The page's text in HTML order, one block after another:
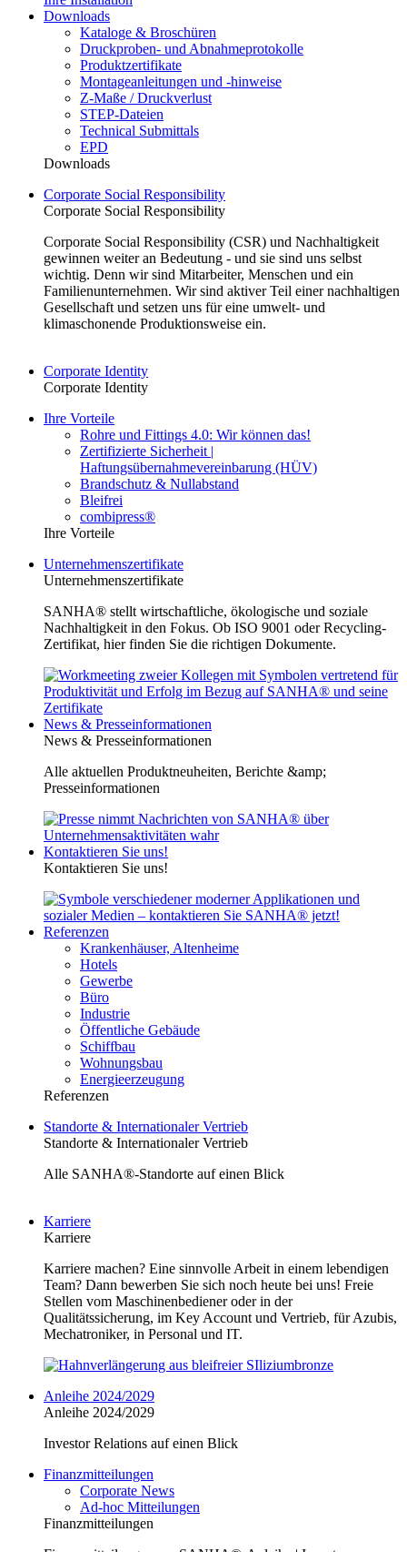
Downloads
Kataloge & Broschüren
Druckproben- und Abnahmeprotokolle
Produktzertifikate
Montageanleitungen und -hinweise
Z-Maße / Druckverlust
STEP-Dateien
Technical Submittals
EPD
Downloads
Corporate Social Responsibility
Corporate Social Responsibility
Corporate Social Responsibility (CSR) und Nachhaltigkeit
gewinnen weiter an Bedeutung - und sie sind uns selbst
wichtig. Denn wir sind Mitarbeiter, Menschen und ein
Familienunternehmen. Wir sind aktiver Teil einer nachhaltigen
Gesellschaft und setzen uns für eine umwelt- und
klimaschonende Produktionsweise ein.
Corporate Identity
Corporate Identity
Ihre Vorteile
Rohre und Fittings 4.0: Wir können das!
Zertifizierte Sicherheit |
Haftungsübernahmevereinbarung (HÜV)
Brandschutz & Nullabstand
Bleifrei
combipress®
Ihre Vorteile
Unternehmenszertifikate
Unternehmenszertifikate
SANHA® stellt wirtschaftliche, ökologische und soziale
Nachhaltigkeit in den Fokus. Ob ISO 9001 oder Recycling-
Zertifikat, hier finden Sie die richtigen Dokumente.
News & Presseinformationen
News & Presseinformationen
Alle aktuellen Produktneuheiten, Berichte &amp;
Presseinformationen
Kontaktieren Sie uns!
Kontaktieren Sie uns!
Referenzen
Krankenhäuser, Altenheime
Hotels
Gewerbe
Büro
Industrie
Öffentliche Gebäude
Schiffbau
Wohnungsbau
Energieerzeugung
Referenzen
Standorte & Internationaler Vertrieb
Standorte & Internationaler Vertrieb
Alle SANHA®-Standorte auf einen Blick
Karriere
Karriere
Karriere machen? Eine sinnvolle Arbeit in einem lebendigen
Team? Dann bewerben Sie sich noch heute bei uns! Freie
Stellen vom Maschinenbediener oder in der
Qualitätssicherung, im Key Account und Vertrieb, für Azubis,
Mechatroniker, in Personal und IT.
Anleihe 2024/2029
Anleihe 2024/2029
Investor Relations auf einen Blick
Finanzmitteilungen
Corporate News
Ad-hoc Mitteilungen
Finanzmitteilungen